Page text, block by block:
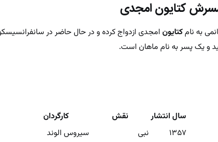
کتایون امجدی
به نامکتایونامجدی ازدواج کرده و در حال حاضر در
و یک پسر به نام ماهان است.
سال انتشار نقش
کارگردان
۱۳۵۷ نبی
سیروس الوند